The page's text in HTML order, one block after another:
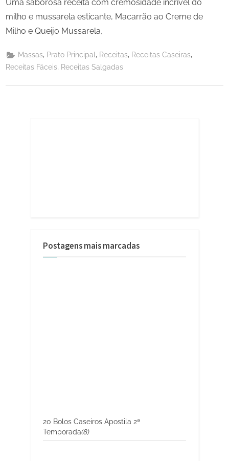
Uma saborosa receita com cremosidade incrível do
milho e mussarela esticante, Macarrão ao Creme de
Milho e Queijo Mussarela,
Massas, Prato Principal, Receitas, Receitas Caseiras,
Receitas Fáceis, Receitas Salgadas
Postagens mais marcadas
20 Bolos Caseiros Apostila 2ª
Temporada(8)